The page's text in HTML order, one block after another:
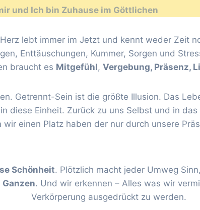
und Ich bin Zuhause im Göttlichen
lebt immer im Jetzt und kennt weder Zeit
Enttäuschungen, Kummer, Sorgen und
braucht es Mitgefühl, Vergebung, Präsenz,
Getrennt-Sein ist die größte Illusion. Das
diese Einheit. Zurück zu uns Selbst und in
wir einen Platz haben der nur durch unsere
Schönheit. Plötzlich macht jeder Umweg
. Und wir erkennen – Alles was wir
Verkörperung ausgedrückt zu werden.